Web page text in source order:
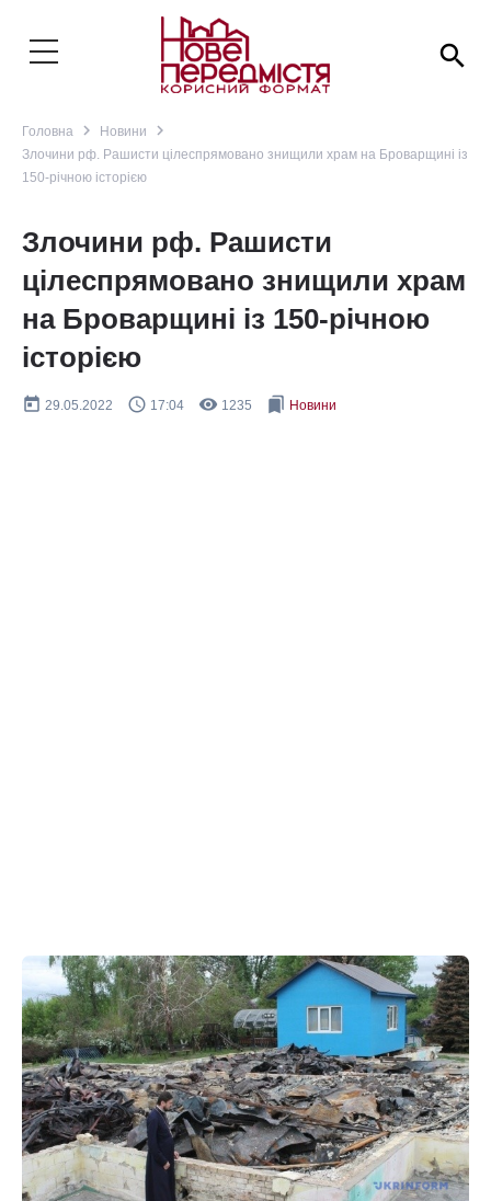
search
Головна navigate_next Новини navigate_next
Злочини рф. Рашисти цілеспрямовано знищили храм на Броварщині із
150-річною історією
Злочини рф. Рашисти
цілеспрямовано знищили храм
на Броварщині із 150-річною
історією
today 29.05.2022 query_builder 17:04 remove_red_eye 1235 bookmarks Новини